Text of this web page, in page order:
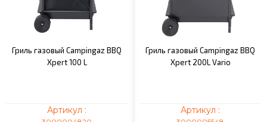
Гриль газовый Campingaz BBQ
Xpert 100 L
Артикул :
Гриль газовый Campingaz BBQ
Xpert 200L Vario
Артикул :